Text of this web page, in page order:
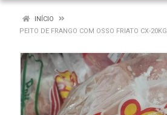
INÍCIO
PEITO DE FRANGO COM OSSO FRIATO CX-20KG